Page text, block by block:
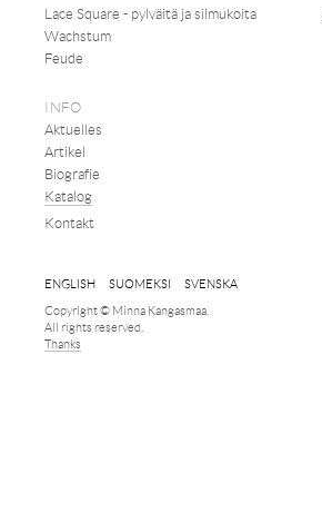
Lace Square - pylväitä ja silmukoita
Wachstum
Feude
INFO
Aktuelles
Artikel
Biografie
Katalog
Kontakt
ENGLISH SUOMEKSI
SVENSKA
Copyright © Minna Kangasmaa.
All rights reserved.
Thanks